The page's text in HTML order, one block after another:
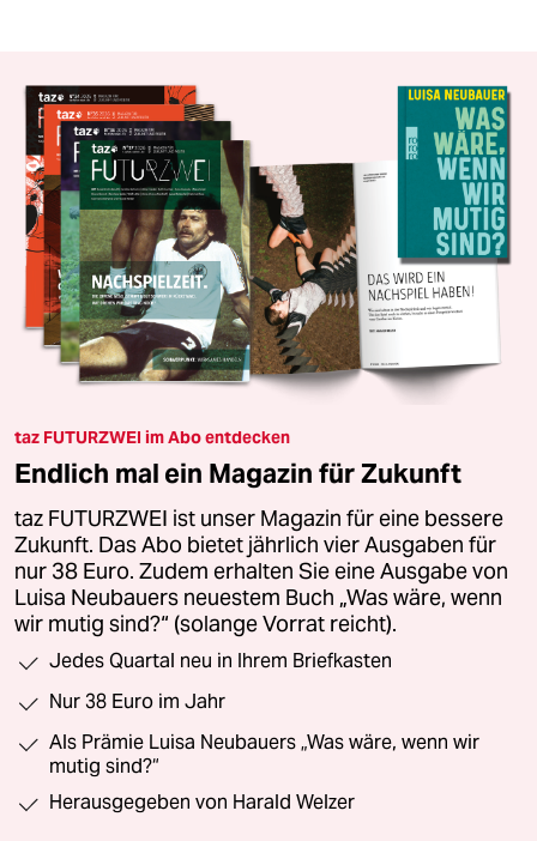
taz FUTURZWEI im Abo entdecken
Endlich mal ein Magazin für Zukunft
taz FUTURZWEI ist unser Magazin für eine bessere
Zukunft. Das Abo bietet jährlich vier Ausgaben für
nur 38 Euro. Zudem erhalten Sie eine Ausgabe von
Luisa Neubauers neuestem Buch „Was wäre, wenn
wir mutig sind?“ (solange Vorrat reicht).
Jedes Quartal neu in Ihrem Briefkasten
Nur 38 Euro im Jahr
Als Prämie Luisa Neubauers „Was wäre, wenn wir
mutig sind?“
Herausgegeben von Harald Welzer